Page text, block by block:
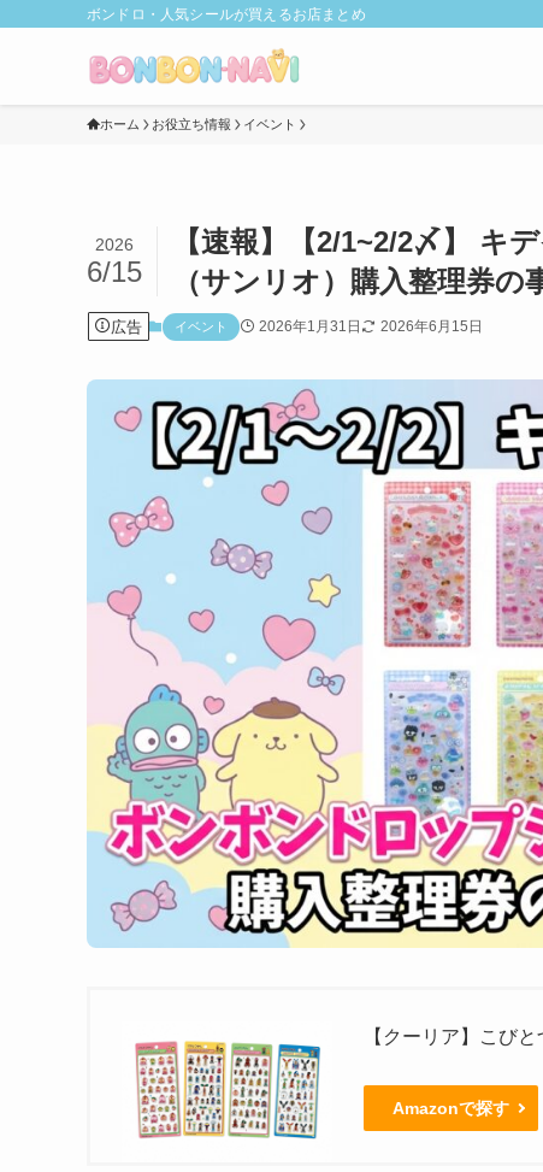
ボンドロ・人気シールが買えるお店まとめ
ホーム お役立ち情報 イベント
【速報】【2/1~2/2〆】 キ
（サンリオ）購入整理券の
2026
6/15
広告 イベント 2026年1月31日 2026年6月15日
【クーリア】こび
Amazonで探す